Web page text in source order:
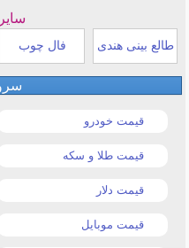
طالع بینی هندی فال چوب
قیمت خودرو
قیمت طلا و سکه
قیمت دلار
قیمت موبایل